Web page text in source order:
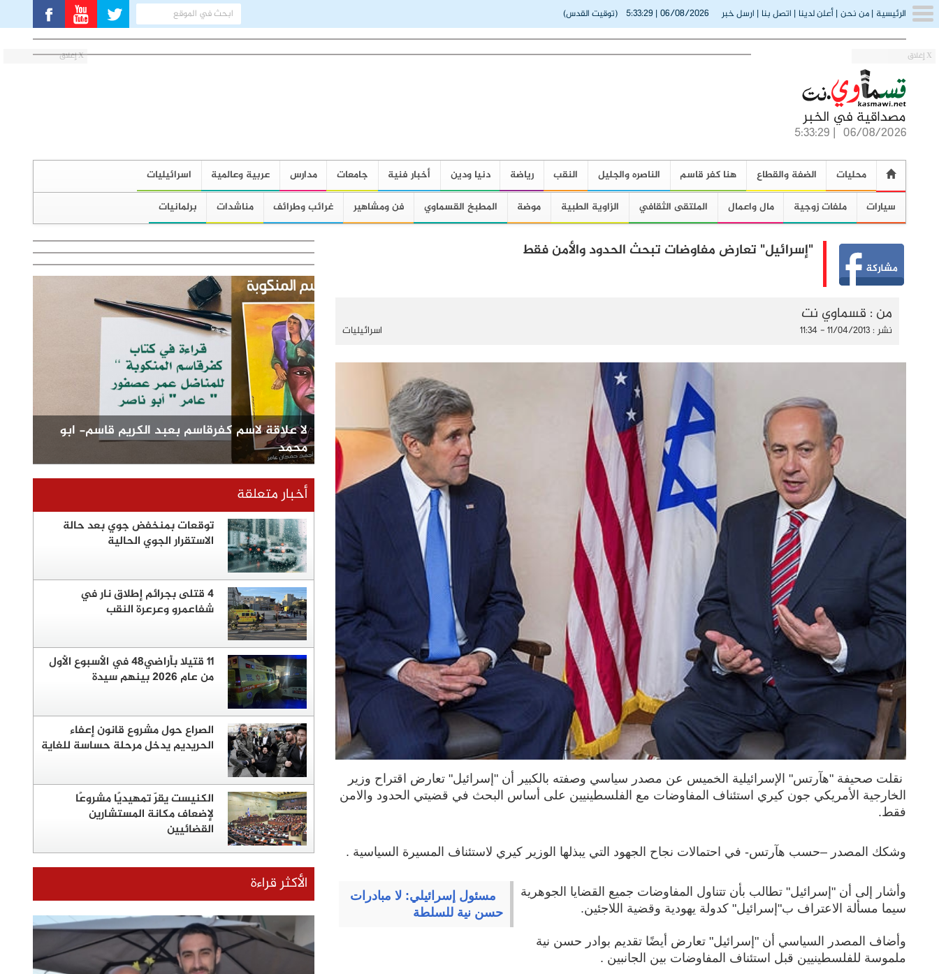
X إغلاق X إغلاق
الرئيسية |من نحن|أعلن لدينا | اتصل بنا | ارسل خبر 06/08/2026
|
5:33:30(توقيت القدس)
06/08/2026
|
5:33:30
محليات الضفة والقطاع هنا كفر قاسم الناصره والجليل النقب رياضة دنيا ودين أخبار فنية جامعات مدارس عربية وعالمية
اسرائيليات
سيارات
ملفات زوجية مال واعمال الملتقى الثقافي الزاوية الطبية موضة المطبخ القسماوي فن ومشاهير غرائب وطرائف مناشدات برلمانيات
"إسرائيل" تعارض مفاوضات تبحث الحدود والأمن فقط
من : قسماوي نت
نشر : 11/04/2013 - 11:34 اسرائيليات
نقلت صحيفة "هآرتس" الإسرائيلية الخميس عن مصدر سياسي وصفته بالكبير أن "إسرائيل" تعارض اقتراح وزير
الخارجية الأمريكي جون كيري استئناف المفاوضات مع الفلسطينيين على أساس البحث في قضيتي الحدود والامن
فقط.
وشكك المصدر –حسب هآرتس- في احتمالات نجاح الجهود التي يبذلها الوزير كيري لاستئناف المسيرة السياسية .
مسئول إسرائيلي: لا مبادرات
حسن نية للسلطة
وأشار إلى أن "إسرائيل" تطالب بأن تتناول المفاوضات جميع القضايا الجوهرية
سيما مسألة الاعتراف ب"إسرائيل" كدولة يهودية وقضية اللاجئين.
وأضاف المصدر السياسي أن "إسرائيل" تعارض أيضًا تقديم بوادر حسن نية
ملموسة للفلسطينيين قبل استئناف المفاوضات بين الجانبين .
لا علاقة لاسم كفرقاسم بعبد الكريم قاسم- ابو
محمد
أخبار متعلقة
توقعات بمنخفض جوي بعد حالة
الاستقرار الجوي الحالية
4 قتلى بجرائم إطلاق نار في
شفاعمرو وعرعرة النقب
11 قتيلا بأراضي48 في الأسبوع الأول
من عام 2026 بينهم سيدة
الصراع حول مشروع قانون إعفاء
الحريديم يدخل مرحلة حساسة للغاية
الكنيست يقرّ تمهيديًا مشروعًا
لإضعاف مكانة المستشارين
القضائيين
الأكثر قراءة